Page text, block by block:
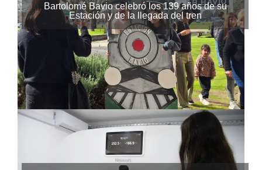
Bartolomé Bavio celebró los 139 años de su
Estación y de la llegada del tren